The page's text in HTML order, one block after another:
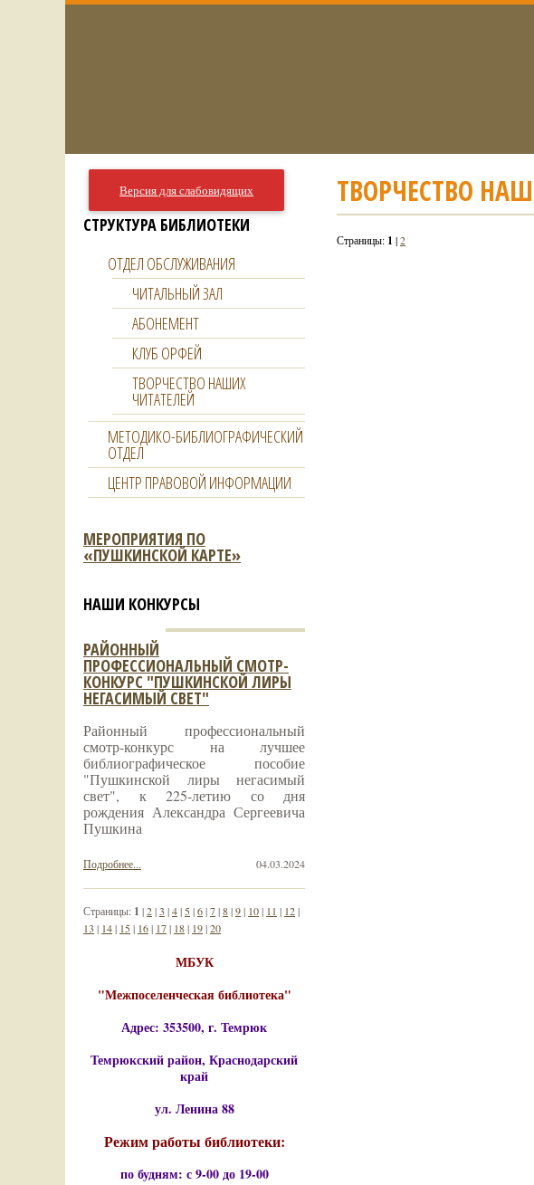
ТВОРЧЕСТВО
Страницы: 1 |2
Версия для слабовидящих
СТРУКТУРА БИБЛИОТЕКИ
ОТДЕЛ ОБСЛУЖИВАНИЯ
ЧИТАЛЬНЫЙ ЗАЛ
АБОНЕМЕНТ
КЛУБ ОРФЕЙ
ТВОРЧЕСТВО НАШИХ
ЧИТАТЕЛЕЙ
МЕТОДИКО-БИБЛИОГРАФИЧЕСКИЙ
ОТДЕЛ
ЦЕНТР ПРАВОВОЙ ИНФОРМАЦИИ
МЕРОПРИЯТИЯ ПО
«ПУШКИНСКОЙ КАРТЕ»
НАШИ КОНКУРСЫ
РАЙОННЫЙ
ПРОФЕССИОНАЛЬНЫЙ СМОТР-
КОНКУРС "ПУШКИНСКОЙ ЛИРЫ
НЕГАСИМЫЙ СВЕТ"
Районный профессиональный
смотр-конкурс на лучшее
библиографическое пособие
"Пушкинской лиры негасимый
свет", к 225-летию со дня
рождения Александра Сергеевича
Пушкина
04.03.2024
Подробнее...
Страницы: 1 |2|3 |4| 5|6|7|8|9| 10| 11 | 12|
13 | 14| 15| 16| 17| 18| 19|20
МБУК
"Межпоселенческая библиотека"
Адрес: 353500, г. Темрюк
Темрюкский район, Краснодарский
край
ул. Ленина 88
Режим работы библиотеки:
по будням: с 9-00 до 19-00